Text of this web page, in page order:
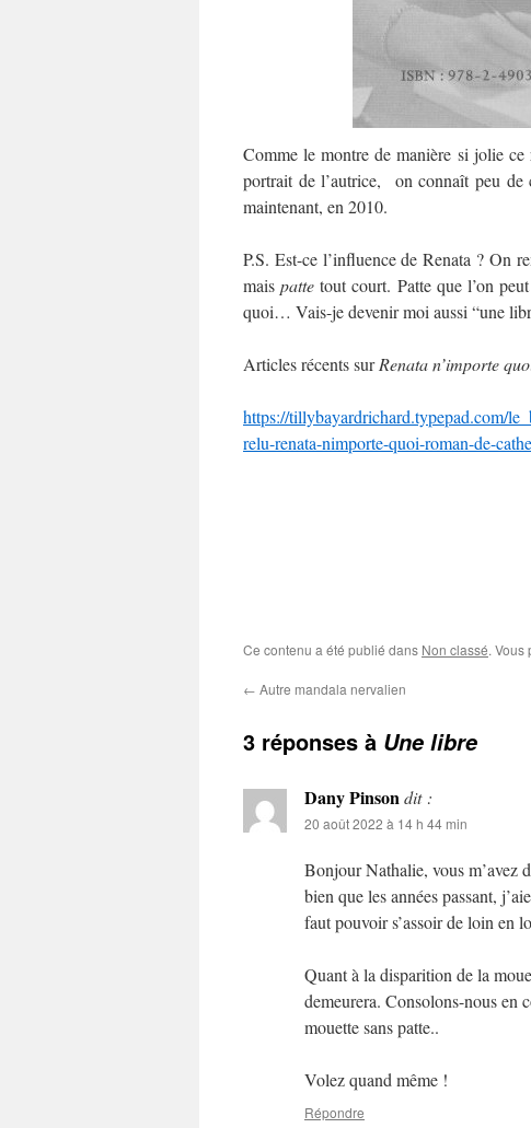
Comme le montre de manière si jolie
portrait de l’autrice, on connaît peu de
maintenant, en 2010.
P.S. Est-ce l’influence de Renata ? On
maispattetout court. Patte que l’on
quoi… Vais-je devenir moi aussi “une
Articles récents surRenata n’importe
https://tillybayardrichard.typepad.com/
relu-renata-nimporte-quoi-roman-de-
Ce contenu a été publié dans Non classé. Vous
← Autre mandala nervalien
3 réponses à Une libre
Dany Pinsondit :
20 août 2022 à 14 h 44 min
Bonjour Nathalie, vous m’avez
bien que les années passant,
faut pouvoir s’assoir de loin en
Quant à la disparition de la
demeurera. Consolons-nous en
mouette sans patte..
Volez quand même !
Répondre